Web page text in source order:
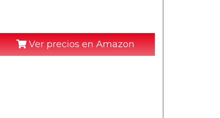
Ver precios en Amazon